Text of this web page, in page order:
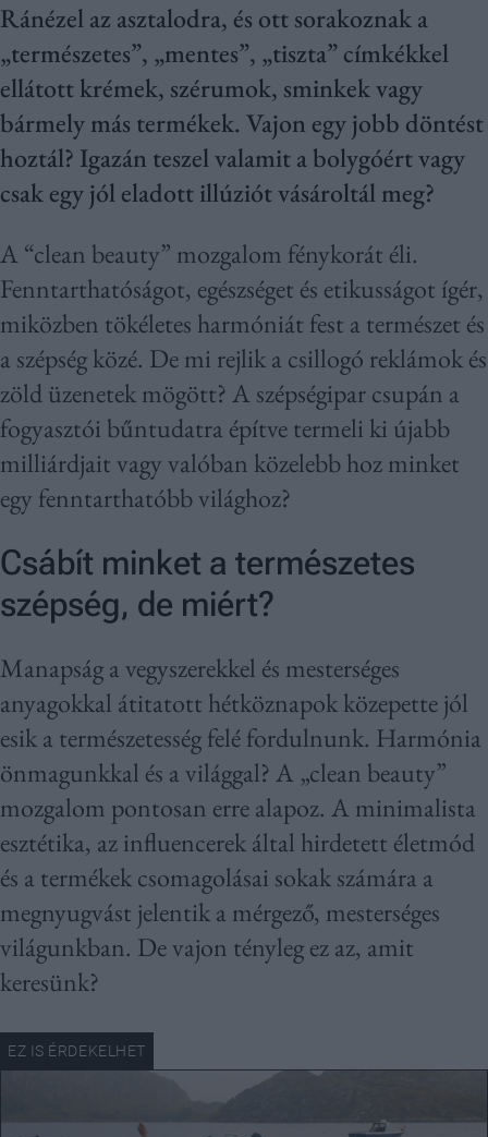
Ránézel az asztalodra, és ott sorakoznak a
„természetes”, „mentes”, „tiszta” címkékkel
ellátott krémek, szérumok, sminkek vagy
bármely más termékek. Vajon egy jobb döntést
hoztál? Igazán teszel valamit a bolygóért vagy
csak egy jól eladott illúziót vásároltál meg?
A “clean beauty” mozgalom fénykorát éli.
Fenntarthatóságot, egészséget és etikusságot ígér,
miközben tökéletes harmóniát fest a természet és
a szépség közé. De mi rejlik a csillogó reklámok és
zöld üzenetek mögött? A szépségipar csupán a
fogyasztói bűntudatra építve termeli ki újabb
milliárdjait vagy valóban közelebb hoz minket
egy fenntarthatóbb világhoz?
Csábít minket a természetes
szépség, de miért?
Manapság a vegyszerekkel és mesterséges
anyagokkal átitatott hétköznapok közepette jól
esik a természetesség felé fordulnunk. Harmónia
önmagunkkal és a világgal? A „clean beauty”
mozgalom pontosan erre alapoz. A minimalista
esztétika, az influencerek által hirdetett életmód
és a termékek csomagolásai sokak számára a
megnyugvást jelentik a mérgező, mesterséges
világunkban. De vajon tényleg ez az, amit
keresünk?